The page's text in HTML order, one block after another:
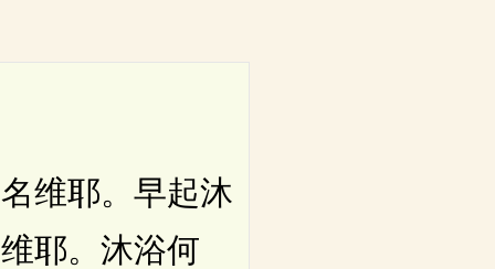
维耶。早起沐
耶。沐浴何